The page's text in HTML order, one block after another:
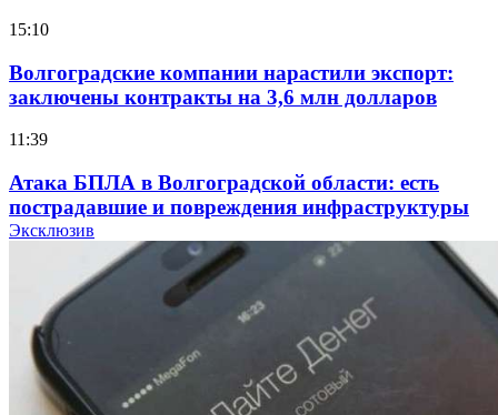
15:10
Волгоградские компании нарастили экспорт:
заключены контракты на 3,6 млн долларов
11:39
Атака БПЛА в Волгоградской области: есть
пострадавшие и повреждения инфраструктуры
Волгоградские вузы в топе зарплатного
рейтинга: ВолгГТУ и ВолгГМУ вошли в топ‑15
для химической отрасли и фармацевтики
18:39
Эксклюзив